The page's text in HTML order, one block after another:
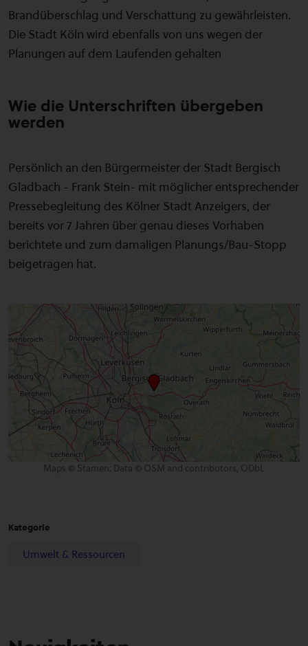
Brandüberschlag und Verschattung zu gewährleisten.
Die Stadt Köln wird ebenfalls von uns wegen der
Planungen auf dem Laufenden gehalten
Wie die Unterschriften übergeben
werden
Persönlich an den Bürgermeister der Stadt Bergisch
Gladbach - Frank Stein- mit möglicher entsprechender
Pressebegleitung des Kölner Stadt Anzeigers, der
bereits vor 7 Jahren über genau dieses Vorhaben
berichtete und zum damaligen Planungs/Bau-Stopp
beigetragen hat.
Maps © Stamen; Data © OSM and contributors, ODbL
Kategorie
Umwelt & Ressourcen